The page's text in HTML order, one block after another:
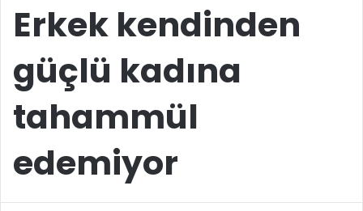
Erkek kendinden
güçlü kadına
tahammül
edemiyor